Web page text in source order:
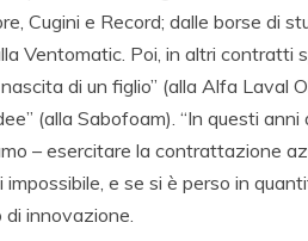
Cugini e Record; dalle borse di
Ventomatic. Poi, in altri contratti
di un figlio” (alla Alfa Laval
(alla Sabofoam). “In questi anni
– esercitare la contrattazione
e se si è perso in
di innovazione.